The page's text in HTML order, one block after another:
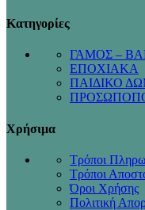
Κατηγορίες
ΓΑΜΟΣ –
ΕΠΟΧΙΑΚΑ
ΠΑΙΔΙΚΟ
Χρήσιμα
Τρόποι
Τρόποι
Όροι Χρήσης
Πολιτική